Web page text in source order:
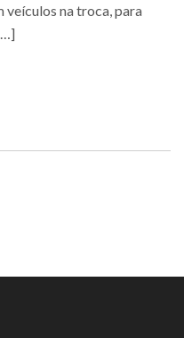
veículos na troca, para